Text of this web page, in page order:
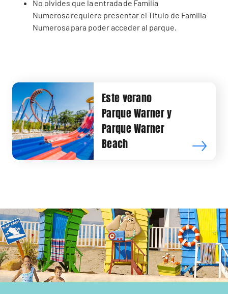
No olvides que la entrada de Familia
Numerosa requiere presentar el Título de Familia
Numerosa para poder acceder al parque.
Este verano
Parque Warner y
Parque Warner
Beach